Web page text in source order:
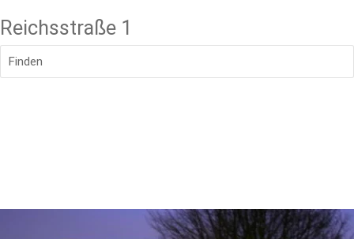
Reichsstraße 1
Finden